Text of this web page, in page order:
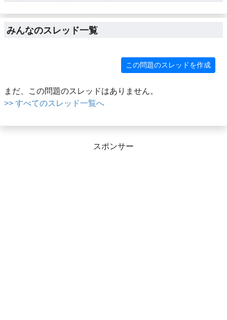
みんなのスレッド一覧
この問題のスレッドを作成
まだ、この問題のスレッドはありません。
>> すべてのスレッド一覧へ
スポンサー